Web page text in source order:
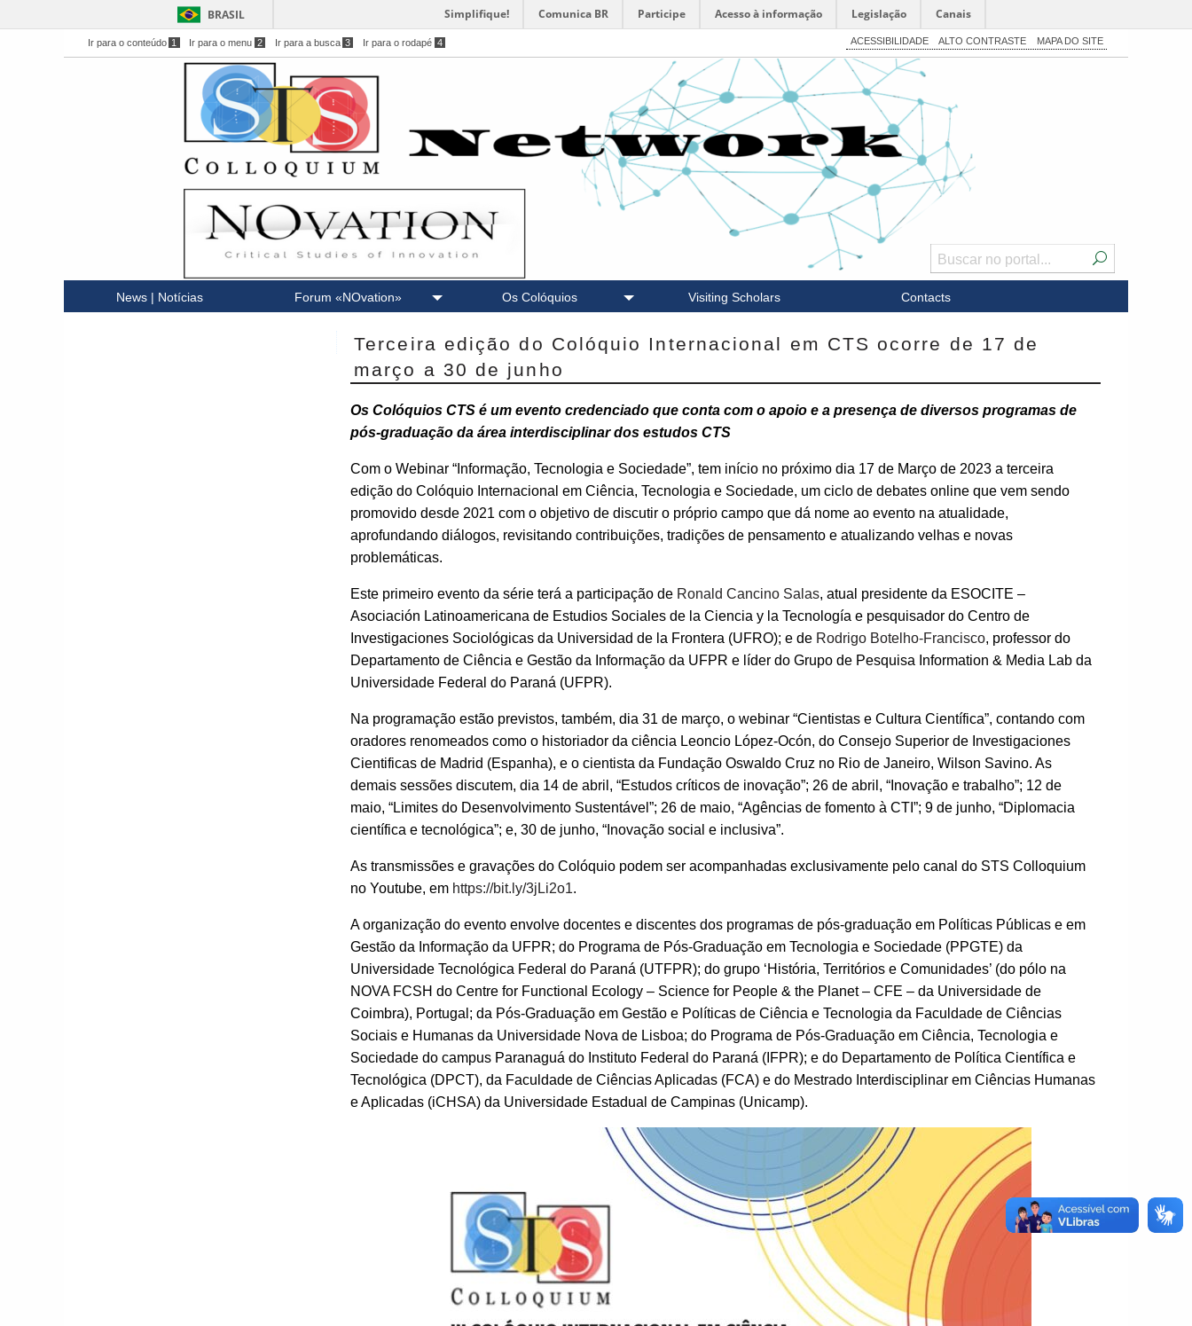
BRASIL Simplifique! Comunica BR Participe Acesso à informação Legislação Canais
Ir para o conteúdo 1 Ir para o menu 2 Ir para a busca 3 Ir para o rodapé 4 ACESSIBILIDADE ALTO CONTRASTE MAPA DO SITE
News | Notícias Forum «NOvation» Os Colóquios Visiting Scholars Contacts
Terceira edição do Colóquio Internacional em CTS ocorre de 17 de
março a 30 de junho
Os Colóquios CTS é um evento credenciado que conta com o apoio e a presença de diversos programas de
pós-graduação da área interdisciplinar dos estudos CTS
Com o Webinar “Informação, Tecnologia e Sociedade”, tem início no próximo dia 17 de Março de 2023 a terceira
edição do Colóquio Internacional em Ciência, Tecnologia e Sociedade, um ciclo de debates online que vem sendo
promovido desde 2021 com o objetivo de discutir o próprio campo que dá nome ao evento na atualidade,
aprofundando diálogos, revisitando contribuições, tradições de pensamento e atualizando velhas e novas
problemáticas.
Este primeiro evento da série terá a participação de Ronald Cancino Salas, atual presidente da ESOCITE –
Asociación Latinoamericana de Estudios Sociales de la Ciencia y la Tecnología e pesquisador do Centro de
Investigaciones Sociológicas da Universidad de la Frontera (UFRO); e de Rodrigo Botelho-Francisco, professor do
Departamento de Ciência e Gestão da Informação da UFPR e líder do Grupo de Pesquisa Information & Media Lab da
Universidade Federal do Paraná (UFPR).
Na programação estão previstos, também, dia 31 de março, o webinar “Cientistas e Cultura Científica”, contando com
oradores renomeados como o historiador da ciência Leoncio López-Ocón, do Consejo Superior de Investigaciones
Cientificas de Madrid (Espanha), e o cientista da Fundação Oswaldo Cruz no Rio de Janeiro, Wilson Savino. As
demais sessões discutem, dia 14 de abril, “Estudos críticos de inovação”; 26 de abril, “Inovação e trabalho”; 12 de
maio, “Limites do Desenvolvimento Sustentável”; 26 de maio, “Agências de fomento à CTI”; 9 de junho, “Diplomacia
científica e tecnológica”; e, 30 de junho, “Inovação social e inclusiva”.
As transmissões e gravações do Colóquio podem ser acompanhadas exclusivamente pelo canal do STS Colloquium
no Youtube, em https://bit.ly/3jLi2o1.
A organização do evento envolve docentes e discentes dos programas de pós-graduação em Políticas Públicas e em
Gestão da Informação da UFPR; do Programa de Pós-Graduação em Tecnologia e Sociedade (PPGTE) da
Universidade Tecnológica Federal do Paraná (UTFPR); do grupo ‘História, Territórios e Comunidades’ (do pólo na
NOVA FCSH do Centre for Functional Ecology – Science for People & the Planet – CFE – da Universidade de
Coimbra), Portugal; da Pós-Graduação em Gestão e Políticas de Ciência e Tecnologia da Faculdade de Ciências
Sociais e Humanas da Universidade Nova de Lisboa; do Programa de Pós-Graduação em Ciência, Tecnologia e
Sociedade do campus Paranaguá do Instituto Federal do Paraná (IFPR); e do Departamento de Política Científica e
Tecnológica (DPCT), da Faculdade de Ciências Aplicadas (FCA) e do Mestrado Interdisciplinar em Ciências Humanas
e Aplicadas (iCHSA) da Universidade Estadual de Campinas (Unicamp).